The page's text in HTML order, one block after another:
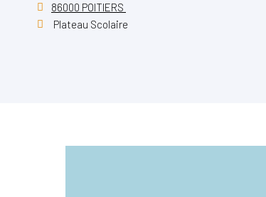
86000 POITIERS
Plateau Scolaire